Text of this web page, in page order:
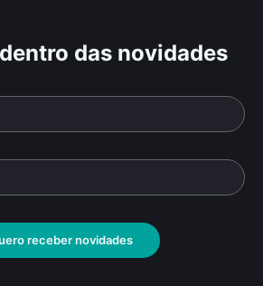
das novidades
receber novidades